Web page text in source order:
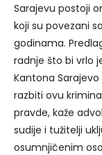
Sarajevu postoji
koji su povezani
godinama.
radnje što bi vrlo
Kantona
razbiti ovu
pravde, kaže
sudije i tužitelji
osumnjičenim